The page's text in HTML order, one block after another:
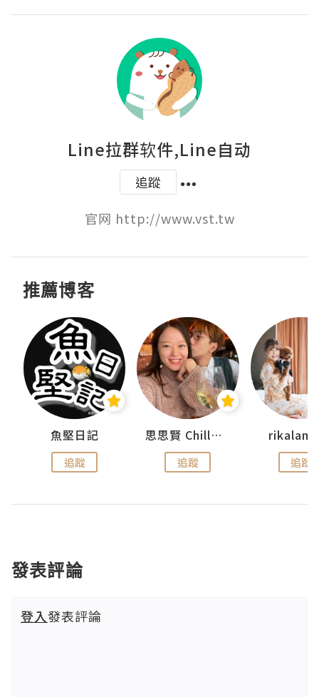
Line拉群软件,Line自动
追蹤
官网 http://www.vst.tw
推薦博客
魚堅日記
追蹤
思思賢 ChillMyBabe
追蹤 追蹤
發表評論
登入發表評論